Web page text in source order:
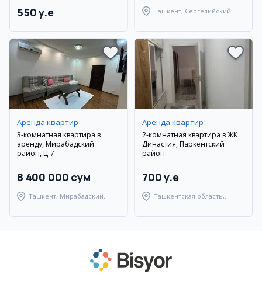
550 y.e
Ташкент, Сергелийский
Аренда квартир
3-комнатная квартира в
аренду, Мирабадский
район, Ц-7
8 400 000 сум
Ташкент, Мирабадский
Аренда квартир
2-комнатная квартира в ЖК
Династия, Паркентский
район
700 y.e
Ташкентская область,